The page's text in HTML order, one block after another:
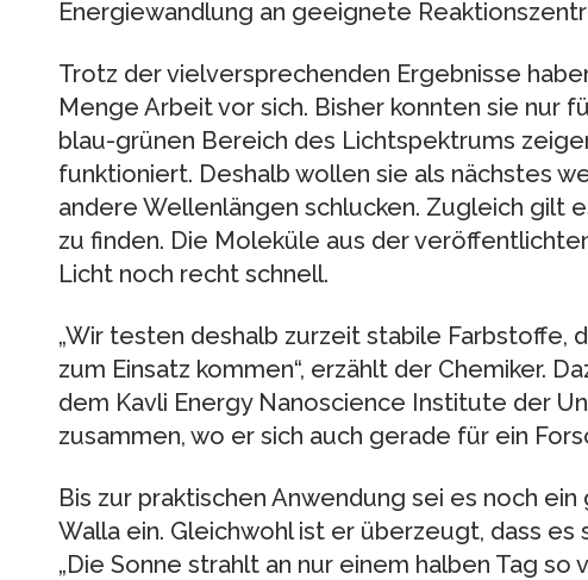
Energiewandlung an geeignete
Trotz der vielversprechenden Ergebnisse
Menge Arbeit vor sich. Bisher konnten sie nur
blau-grünen Bereich des Lichtspektrums
funktioniert. Deshalb wollen sie als nächstes
andere Wellenlängen schlucken. Zugleich gilt
zu finden. Die Moleküle aus der
Licht noch recht schnell.
„Wir testen deshalb zurzeit stabile Farbstoffe,
zum Einsatz kommen“, erzählt der Chemiker.
dem Kavli Energy Nanoscience Institute der
zusammen, wo er sich auch gerade für ein
Bis zur praktischen Anwendung sei es noch
Walla ein. Gleichwohl ist er überzeugt, dass es
„Die Sonne strahlt an nur einem halben Tag so